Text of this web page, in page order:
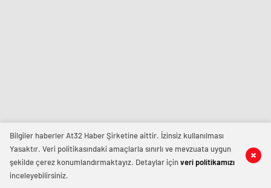
Bilgiler haberler At32 Haber Şirketine aittir. İzinsiz kullanılması
Yasaktır. Veri politikasındaki amaçlarla sınırlı ve mevzuata uygun
şekilde çerez konumlandırmaktayız. Detaylar içinveri politikamızı
inceleyebilirsiniz.